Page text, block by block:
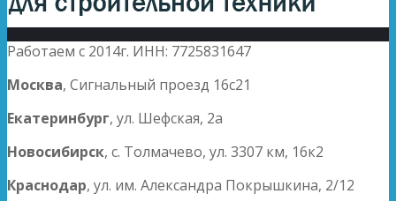
Работаем с 2014г. ИНН: 7725831647
Москва, Сигнальный проезд 16с21
Екатеринбург, ул. Шефская, 2а
Новосибирск, с. Толмачево, ул. 3307 км, 16к2
Краснодар, ул. им. Александра Покрышкина, 2/12